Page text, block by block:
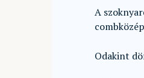
A
Odakint